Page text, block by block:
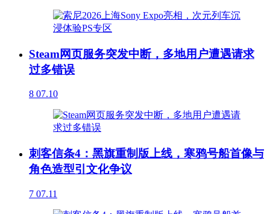
Steam网页服务突发中断，多地用户遭遇请求
过多错误
8 07.10
刺客信条4：黑旗重制版上线，寒鸦号船首像与
角色造型引文化争议
7 07.11